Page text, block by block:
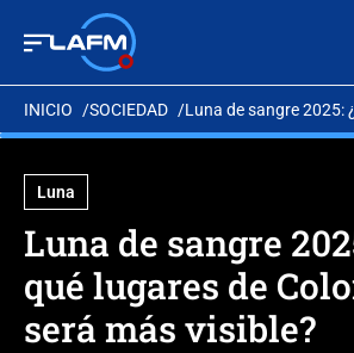
INICIO SOCIEDAD Luna de sangre 2025:
Luna
Luna de sangre
qué lugares de
será más visible?